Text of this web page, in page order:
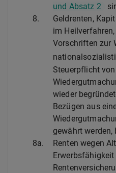
und Absatz 2
8.
Geldrenten,
im
Vorschriften zur
Steuerpflicht
wieder
Bezügen aus
gewährt werden,
8a.
Renten wegen